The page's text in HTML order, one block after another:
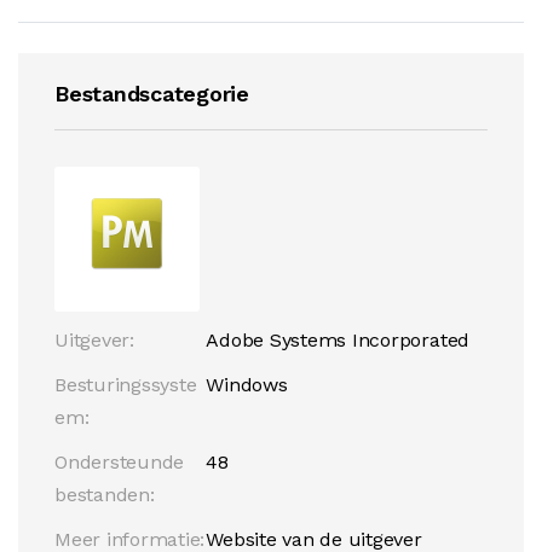
Bestandscategorie
Uitgever:
Adobe Systems Incorporated
Besturingssyste
em:
Windows
Ondersteunde
bestanden:
48
Meer informatie:Website van de uitgever